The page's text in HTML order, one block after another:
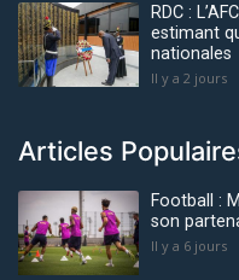
RDC :
estimant
nationales
Il y a 2 jours
Articles
Football :
son
Il y a 6 jours